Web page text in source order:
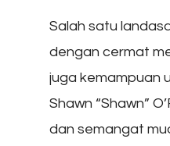
Salah satu
dengan cermat
juga kemampuan
Shawn “Shawn”
dan semangat